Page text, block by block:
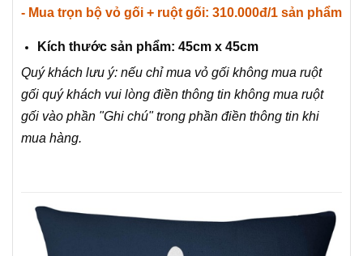
- Mua trọn bộ vỏ gối + ruột gối: 310.000đ/1 sản phẩm
Kích thước sản phẩm: 45cm x 45cm
Quý khách lưu ý: nếu chỉ mua vỏ gối không mua ruột
gối quý khách vui lòng điền thông tin không mua ruột
gối vào phần "Ghi chú" trong phần điền thông tin khi
mua hàng.